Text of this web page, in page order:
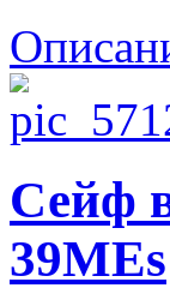
Сейф
39MEs